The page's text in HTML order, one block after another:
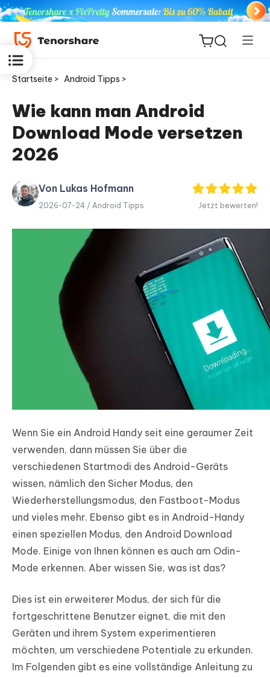
ReiBoot
for iOS
PDF
Editor
Neu
Startseite > Android Tipps >
Wie kann man Android
Download Mode versetzen
2026
Von Lukas Hofmann
2026-07-24 / Android Tipps Jetzt bewerten!
Wenn Sie ein Android Handy seit eine geraumer Zeit
verwenden, dann müssen Sie über die
verschiedenen Startmodi des Android-Geräts
wissen, nämlich den Sicher Modus, den
Wiederherstellungsmodus, den Fastboot-Modus
und vieles mehr. Ebenso gibt es in Android-Handy
einen speziellen Modus, den Android Download
Mode. Einige von Ihnen können es auch am Odin-
Mode erkennen. Aber wissen Sie, was ist das?
Dies ist ein erweiterer Modus, der sich für die
fortgeschrittene Benutzer eignet, die mit den
Geräten und ihrem System experimentieren
möchten, um verschiedene Potentiale zu erkunden.
Im Folgenden gibt es eine vollständige Anleitung zu